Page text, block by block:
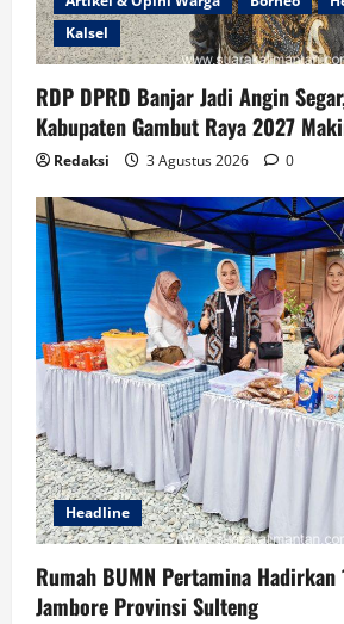
Kalsel
RDP DPRD Banjar Jadi Angin
Kabupaten Gambut Raya 2027
Redaksi 3 Agustus 2026 0
Headline
Rumah BUMN Pertamina Hadirkan
Jambore Provinsi Sulteng